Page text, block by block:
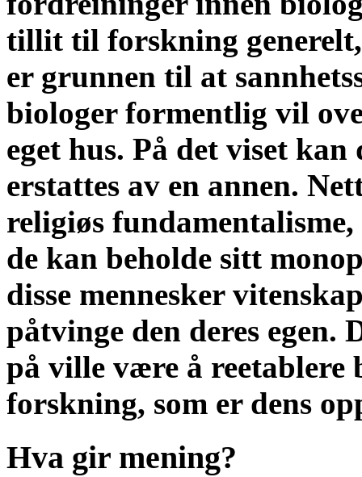
tillit til forskning
er grunnen til at
biologer formentlig vil
eget hus. På det viset
erstattes av en annen.
religiøs
de kan beholde sitt
disse mennesker
påtvinge den deres egen.
på ville være å reetablere
forskning, som er dens
Hva gir mening?